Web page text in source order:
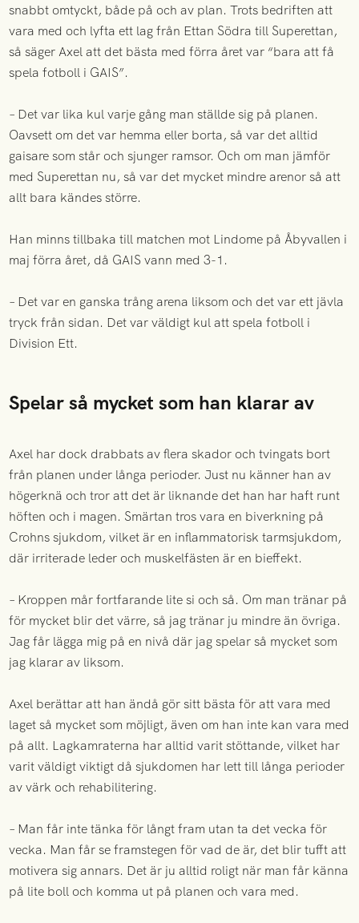
snabbt omtyckt, både på och av plan. Trots bedriften att
vara med och lyfta ett lag från Ettan Södra till Superettan,
så säger Axel att det bästa med förra året var “bara att få
spela fotboll i GAIS”.
– Det var lika kul varje gång man ställde sig på planen.
Oavsett om det var hemma eller borta, så var det alltid
gaisare som står och sjunger ramsor. Och om man jämför
med Superettan nu, så var det mycket mindre arenor så att
allt bara kändes större.
Han minns tillbaka till matchen mot Lindome på Åbyvallen i
maj förra året, då GAIS vann med 3-1.
– Det var en ganska trång arena liksom och det var ett jävla
tryck från sidan. Det var väldigt kul att spela fotboll i
Division Ett.
Spelar så mycket som han klarar av
Axel har dock drabbats av flera skador och tvingats bort
från planen under långa perioder. Just nu känner han av
högerknä och tror att det är liknande det han har haft runt
höften och i magen. Smärtan tros vara en biverkning på
Crohns sjukdom, vilket är en inflammatorisk tarmsjukdom,
där irriterade leder och muskelfästen är en bieffekt.
– Kroppen mår fortfarande lite si och så. Om man tränar på
för mycket blir det värre, så jag tränar ju mindre än övriga.
Jag får lägga mig på en nivå där jag spelar så mycket som
jag klarar av liksom.
Axel berättar att han ändå gör sitt bästa för att vara med
laget så mycket som möjligt, även om han inte kan vara med
på allt. Lagkamraterna har alltid varit stöttande, vilket har
varit väldigt viktigt då sjukdomen har lett till långa perioder
av värk och rehabilitering.
– Man får inte tänka för långt fram utan ta det vecka för
vecka. Man får se framstegen för vad de är, det blir tufft att
motivera sig annars. Det är ju alltid roligt när man får känna
på lite boll och komma ut på planen och vara med.